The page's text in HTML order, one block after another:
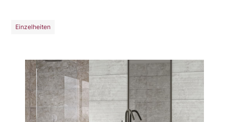
Einzelheiten